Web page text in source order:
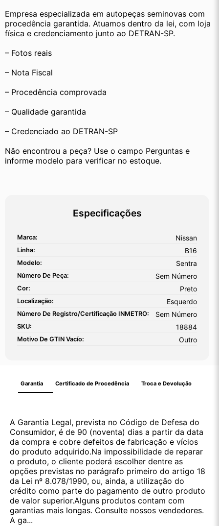
Empresa especializada em autopeças seminovas com
procedência garantida. Atuamos dentro da lei, com loja
física e credenciamento junto ao DETRAN-SP.
– Fotos reais
– Nota Fiscal
– Procedência comprovada
– Qualidade garantida
– Credenciado ao DETRAN-SP
Não encontrou a peça? Use o campo Perguntas e
informe modelo para verificar no estoque.
Especificações
Marca: Nissan
Linha: B16
Modelo: Sentra
Número De Peça: Sem Número
Cor: Preto
Localização: Esquerdo
Número De Registro/certificação INMETRO: Sem Número
SKU: 18884
Motivo De GTIN Vacío: Outro
Garantia Certificado de Procedência Troca e Devolução
A Garantia Legal, prevista no Código de Defesa do
Consumidor, é de 90 (noventa) dias a partir da data
da compra e cobre defeitos de fabricação e vícios
do produto adquirido.Na impossibilidade de reparar
o produto, o cliente poderá escolher dentre as
opções previstas no parágrafo primeiro do artigo 18
da Lei nº 8.078/1990, ou, ainda, a utilização do
crédito como parte do pagamento de outro produto
de valor superior.Alguns produtos contam com
garantias mais longas. Consulte nossos vendedores.
A ga...